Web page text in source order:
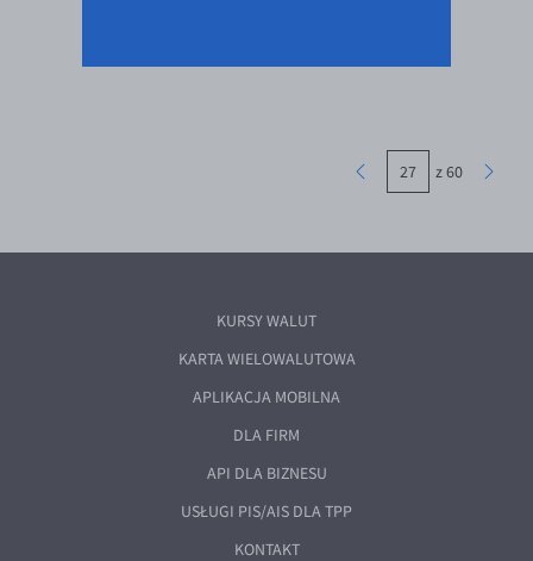
z 60
KURSY WALUT
KARTA WIELOWALUTOWA
APLIKACJA MOBILNA
DLA FIRM
API DLA BIZNESU
USŁUGI PIS/AIS DLA TPP
KONTAKT